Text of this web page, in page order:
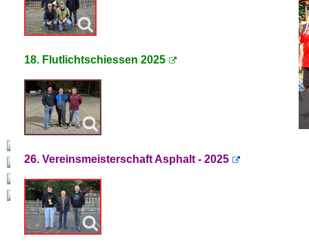
18. Flutlichtschiessen 2025
26. Vereinsmeisterschaft Asphalt - 2025